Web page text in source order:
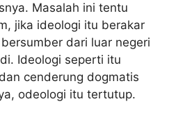
Masalah ini tentu
jika ideologi itu berakar
dari luar negeri
Ideologi seperti itu
cenderung dogmatis
odeologi itu tertutup.